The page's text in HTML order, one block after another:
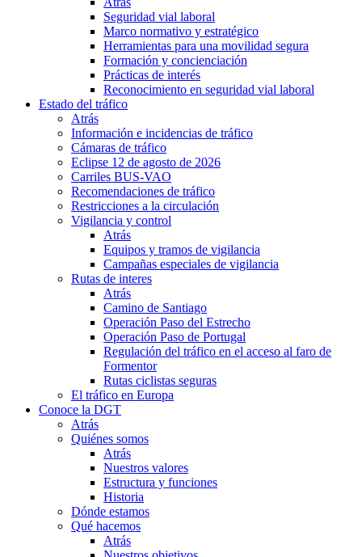
Seguridad vial laboral
Marco normativo y estratégico
Herramientas para una movilidad segura
Formación y concienciación
Prácticas de interés
Reconocimiento en seguridad vial laboral
Estado del tráfico
Atrás
Información e incidencias de tráfico
Cámaras de tráfico
Eclipse 12 de agosto de 2026
Carriles BUS-VAO
Recomendaciones de tráfico
Restricciones a la circulación
Vigilancia y control
Atrás
Equipos y tramos de vigilancia
Campañas especiales de vigilancia
Rutas de interes
Atrás
Camino de Santiago
Operación Paso del Estrecho
Operación Paso de Portugal
Regulación del tráfico en el acceso al faro de
Formentor
Rutas ciclistas seguras
El tráfico en Europa
Conoce la DGT
Atrás
Quiénes somos
Atrás
Nuestros valores
Estructura y funciones
Historia
Dónde estamos
Qué hacemos
Atrás